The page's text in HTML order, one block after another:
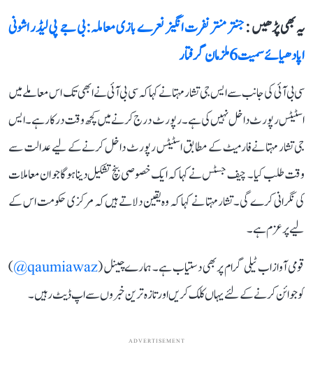
یہ بھی پڑھیں :جنتر منتر نفرت انگیز نعرے بازی معاملہ: بی جے پی لیڈر اشونی
اپادھیائے سمیت 6 ملزمان گرفتار
سی بی آئی کی جانب سے ایس جی تشار مہتا نے کہا کہ سی بی آئی نے ابھی تک اس معاملے میں
اسٹیٹس رپورٹ داخل نہیں کی ہے۔ رپورٹ درج کرنے میں کچھ وقت درکار ہے۔ ایس
جی تشار مہتا نے فارمیٹ کے مطابق اسٹیٹس رپورٹ داخل کرنے کے لیے عدالت سے
وقت طلب کیا۔ چیف جسٹس نے کہا کہ ایک خصوصی بنچ تشکیل دینا ہوگا جو ان معاملات
کی نگرانی کرے گی۔ تشار مہتا نے کہا کہ وہ یقین دلاتے ہیں کہ مرکزی حکومت اس کے
لیے پرعزم ہے۔
قومی آواز اب ٹیلی گرام پر بھی دستیاب ہے۔ ہمارے چینل (qaumiawaz@
)
کو جوائن کرنے کے لئے یہاں کلک کریں اور تازہ ترین خبروں سے اپ ڈیٹ رہیں۔
ADVERTISEMENT